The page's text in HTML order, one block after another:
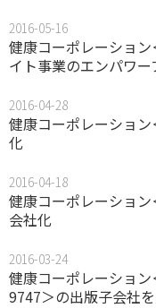
2016-05-16
健康コーポレーショ
イト事業のエンパワ
2016-04-28
健康コーポレーショ
化
2016-04-18
健康コーポレーショ
会社化
2016-03-24
健康コーポレーショ
9747＞の出版子会社